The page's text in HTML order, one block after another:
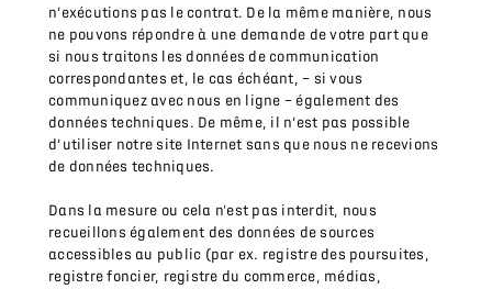
n’exécutions pas le contrat. De la même manière, nous
ne pouvons répondre à une demande de votre part que
si nous traitons les données de communication
correspondantes et, le cas échéant, – si vous
communiquez avec nous en ligne – également des
données techniques. De même, il n’est pas possible
d’utiliser notre site Internet sans que nous ne recevions
de données techniques.
Dans la mesure ou cela n'est pas interdit, nous
recueillons également des données de sources
accessibles au public (par ex. registre des poursuites,
registre foncier, registre du commerce, médias,